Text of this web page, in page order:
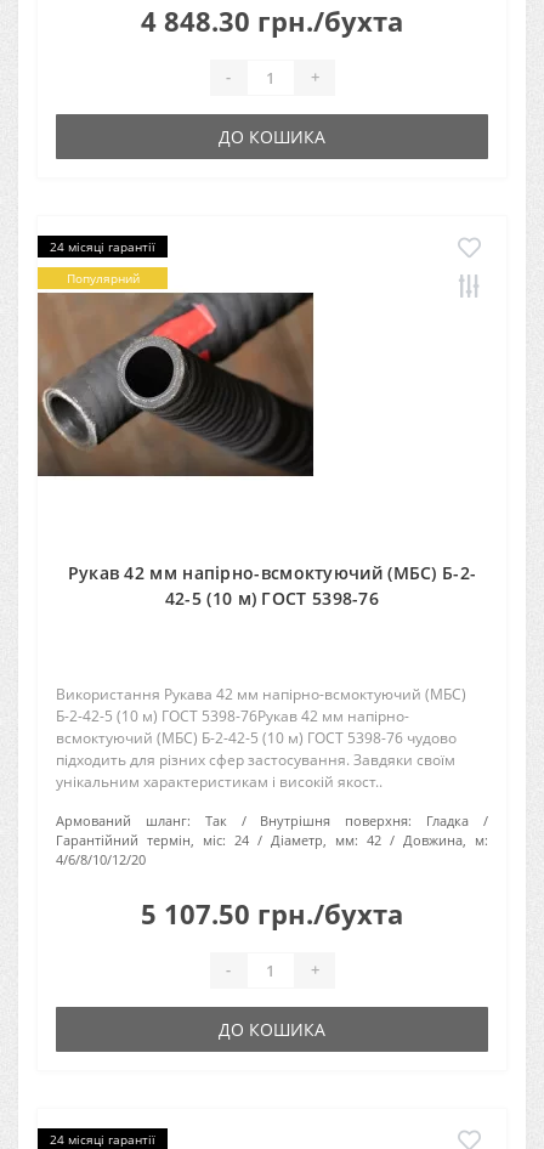
4 848.30 грн./бухта
- +
ДО КОШИКА
24 місяці гарантії
Популярний
Рукав 42 мм напірно-всмоктуючий (МБС) Б-2-
42-5 (10 м) ГОСТ 5398-76
Використання Рукава 42 мм напірно-всмоктуючий (МБС)
Б-2-42-5 (10 м) ГОСТ 5398-76Рукав 42 мм напірно-
всмоктуючий (МБС) Б-2-42-5 (10 м) ГОСТ 5398-76 чудово
підходить для різних сфер застосування. Завдяки своїм
унікальним характеристикам і високій якост..
Армований шланг: Так Внутрішня поверхня:
Гладка
Гарантійний термін, міс: 24 Діаметр, мм: 42
Довжина, м:
4/6/8/10/12/20
5 107.50 грн./бухта
- +
ДО КОШИКА
24 місяці гарантії